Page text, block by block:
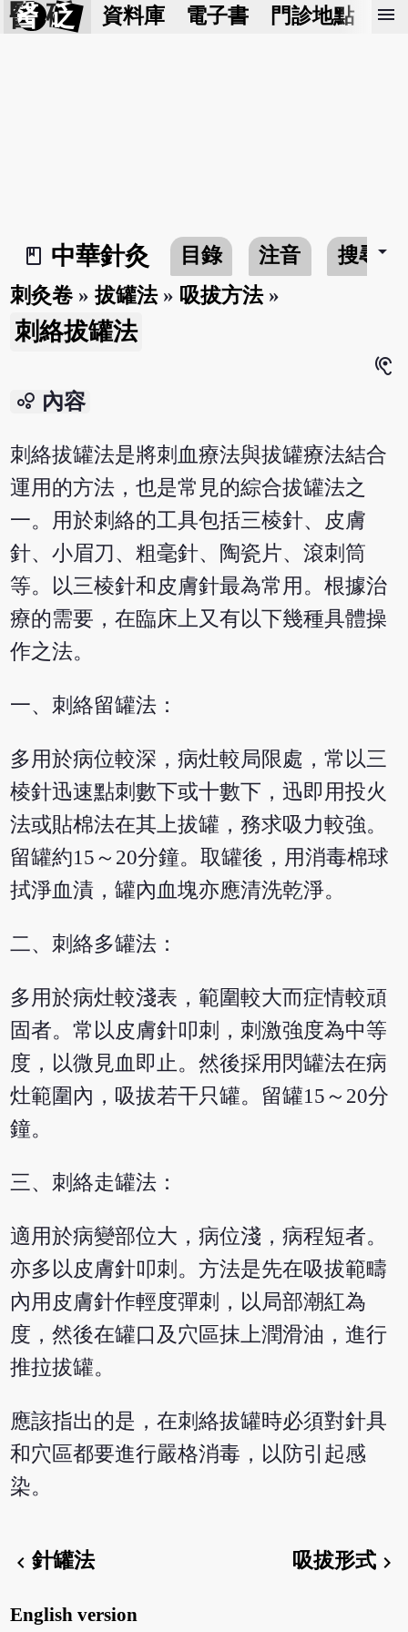
醫 砭 資料庫 電子書 門診地點 預
menu
book_2
中華針灸 目錄 注音 搜尋arrow_drop_down
刺灸卷 »拔罐法» 吸拔方法»
刺絡拔罐法
hearing
bubble_chart 內容
刺絡拔罐法是將刺血療法與拔罐療法結合
運用的方法，也是常見的綜合拔罐法之
一。用於刺絡的工具包括三棱針、皮膚
針、小眉刀、粗毫針、陶瓷片、滾刺筒
等。以三棱針和皮膚針最為常用。根據治
療的需要，在臨床上又有以下幾種具體操
作之法。
一、刺絡留罐法：
多用於病位較深，病灶較局限處，常以三
棱針迅速點刺數下或十數下，迅即用投火
法或貼棉法在其上拔罐，務求吸力較強。
留罐約15～20分鐘。取罐後，用消毒棉球
拭淨血漬，罐內血塊亦應清洗乾淨。
二、刺絡多罐法：
多用於病灶較淺表，範圍較大而症情較頑
固者。常以皮膚針叩刺，刺激強度為中等
度，以微見血即止。然後採用閃罐法在病
灶範圍內，吸拔若干只罐。留罐15～20分
鐘。
三、刺絡走罐法：
適用於病變部位大，病位淺，病程短者。
亦多以皮膚針叩刺。方法是先在吸拔範疇
內用皮膚針作輕度彈刺，以局部潮紅為
度，然後在罐口及穴區抹上潤滑油，進行
推拉拔罐。
應該指出的是，在刺絡拔罐時必須對針具
和穴區都要進行嚴格消毒，以防引起感
染。
chevron_left針罐法 吸拔形式chevron_right
English version